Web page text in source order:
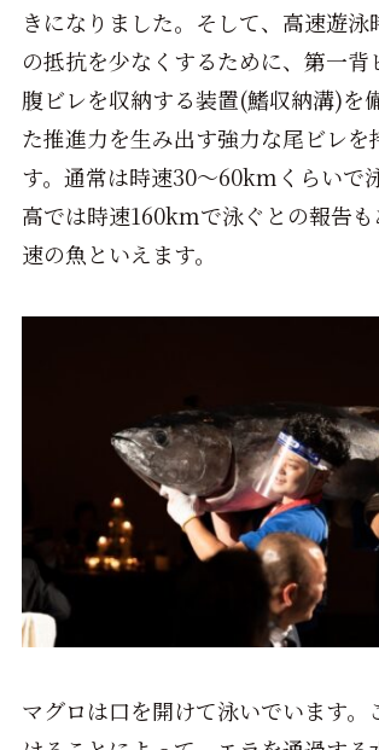
きになりました。そして、高速遊泳
の抵抗を少なくするために、第一背
腹ビレを収納する装置(鰭収納溝)を
た推進力を生み出す強力な尾ビレを
す。通常は時速30～60kmくらいで
高では時速160kmで泳ぐとの報告
速の魚といえます。
マグロは口を開けて泳いでいます。